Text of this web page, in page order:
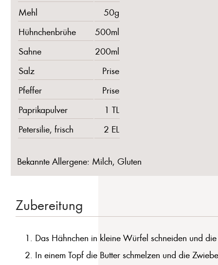
Mehl
50g
Hühnchenbrühe
500ml
Sahne
200ml
Salz
Prise
Pfeffer
Prise
Paprikapulver
1 TL
Petersilie, frisch
2 EL
Bekannte Allergene: Milch, Gluten
Zubereitung
Das Hähnchen in kleine Würfel schneiden und
In einem Topf die Butter schmelzen und die